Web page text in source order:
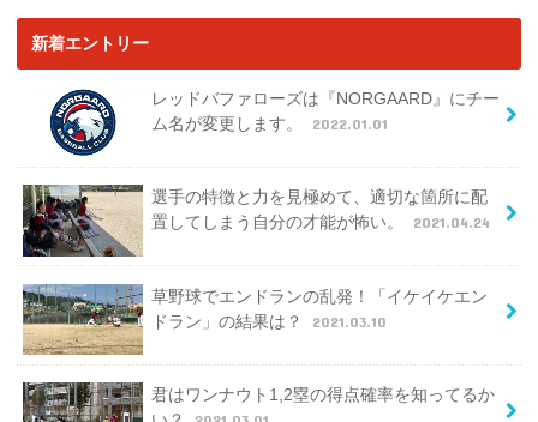
新着エントリー
レッドバファローズは『NORGAARD』にチー
ム名が変更します。
2022.01.01
選手の特徴と力を見極めて、適切な箇所に配
置してしまう自分の才能が怖い。
2021.04.24
草野球でエンドランの乱発！「イケイケエン
ドラン」の結果は？
2021.03.10
君はワンナウト1,2塁の得点確率を知ってるか